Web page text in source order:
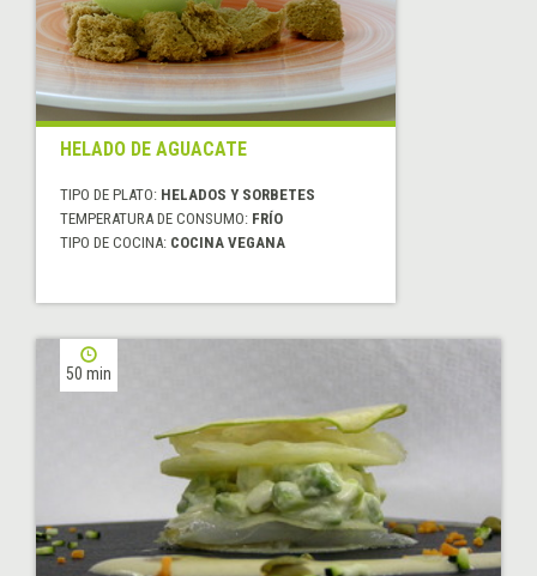
HELADO DE AGUACATE
TIPO DE PLATO: HELADOS Y SORBETES
TEMPERATURA DE CONSUMO: FRÍO
TIPO DE COCINA: COCINA VEGANA
50 min